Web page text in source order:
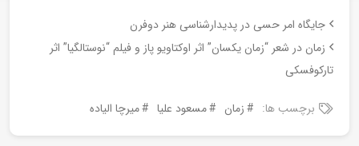
جایگاه امر حسی در پدیدارشناسی هنر دوفرن
زمان در شعر “زمان یکسان” اثر اوکتاویو پاز و فیلم “نوستالگیا” اثر
تارکوفسکی
برچسب ها: زمان مسعود علیا میرچا الیاده